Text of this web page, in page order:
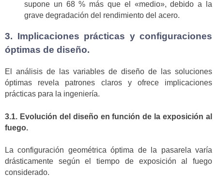
supone un 68 % más que el «medio», debido a la
grave degradación del rendimiento del acero.
3. Implicaciones prácticas y configuraciones
óptimas de diseño.
El análisis de las variables de diseño de las soluciones
óptimas revela patrones claros y ofrece implicaciones
prácticas para la ingeniería.
3.1. Evolución del diseño en función de la exposición al
fuego.
La configuración geométrica óptima de la pasarela varía
drásticamente según el tiempo de exposición al fuego
considerado.